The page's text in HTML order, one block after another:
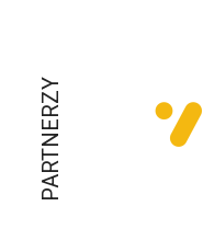
PARTNERZY